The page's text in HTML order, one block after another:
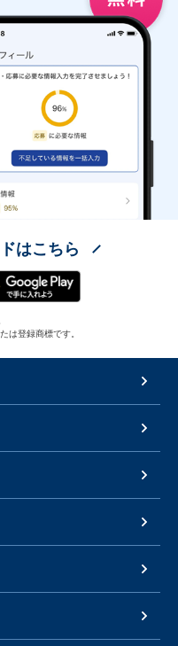
はこちら
登録商標です。